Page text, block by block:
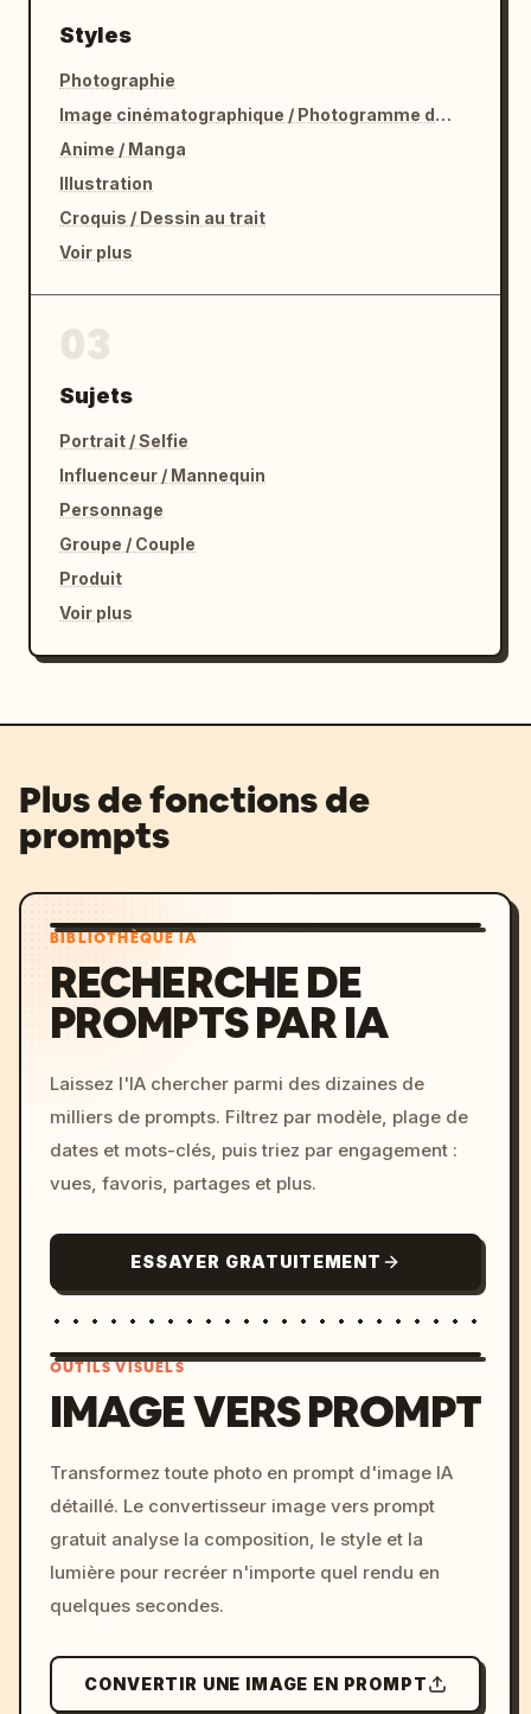
Styles
Photographie
Image cinématographique / Photogramme de film
Anime / Manga
Illustration
Croquis / Dessin au trait
Voir plus
Sujets
Portrait / Selfie
Influenceur / Mannequin
Personnage
Groupe / Couple
Produit
Voir plus
Plus de fonctions de
prompts
BIBLIOTHÈQUE IA
RECHERCHE DE
PROMPTS PAR IA
Laissez l'IA chercher parmi des dizaines de
milliers de prompts. Filtrez par modèle, plage de
dates et mots-clés, puis triez par engagement :
vues, favoris, partages et plus.
ESSAYER GRATUITEMENT
c, cyberpunk sunset, neon
colors, 8k --v 6.0
OUTILS VISUELS
IMAGE VERS PROMPT
Transformez toute photo en prompt d'image IA
détaillé. Le convertisseur image vers prompt
gratuit analyse la composition, le style et la
lumière pour recréer n'importe quel rendu en
quelques secondes.
CONVERTIR UNE IMAGE EN PROMPT